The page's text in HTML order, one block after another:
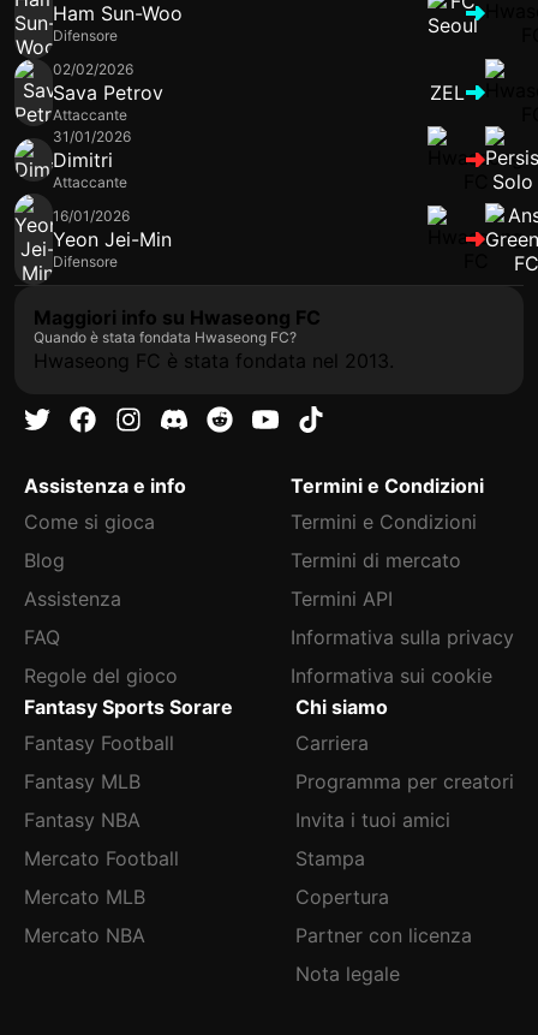
Ham Sun-Woo
Difensore
02/02/2026
Sava Petrov
Attaccante
ZEL
31/01/2026
Dimitri
Attaccante
16/01/2026
Yeon Jei-Min
Difensore
Maggiori info su Hwaseong FC
Quando è stata fondata Hwaseong FC?
Hwaseong FC è stata fondata nel 2013.
Assistenza e info
Come si gioca
Blog
Assistenza
FAQ
Regole del gioco
Termini e Condizioni
Termini e Condizioni
Termini di mercato
Termini API
Informativa sulla privacy
Informativa sui cookie
Fantasy Sports Sorare
Fantasy Football
Fantasy MLB
Fantasy NBA
Mercato Football
Mercato MLB
Mercato NBA
Chi siamo
Carriera
Programma per creatori
Invita i tuoi amici
Stampa
Copertura
Partner con licenza
Nota legale